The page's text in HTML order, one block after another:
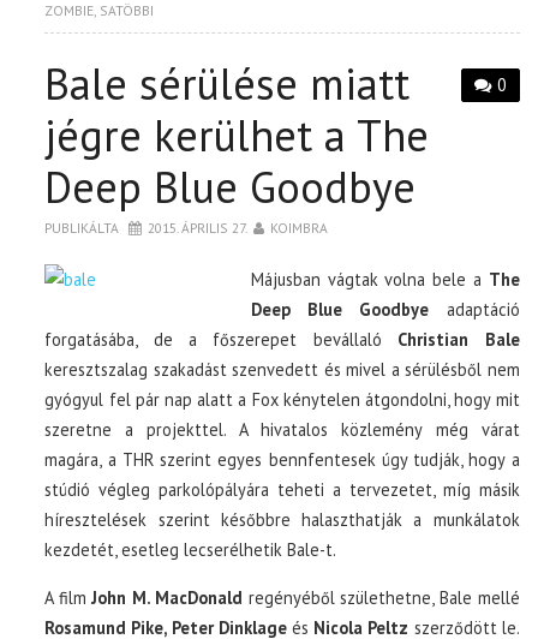
ZOMBIE, SATÖBBI
0
Bale sérülése miatt
jégre kerülhet a The
Deep Blue Goodbye
PUBLIKÁLTA 2015. ÁPRILIS 27. KOIMBRA
Májusban vágtak volna bele a The
Deep Blue Goodbye adaptáció
forgatásába, de a főszerepet bevállaló Christian Bale
keresztszalag szakadást szenvedett és mivel a sérülésből nem
gyógyul fel pár nap alatt a Fox kénytelen átgondolni, hogy mit
szeretne a projekttel. A hivatalos közlemény még várat
magára, a THR szerint egyes bennfentesek úgy tudják, hogy a
stúdió végleg parkolópályára teheti a tervezetet, míg másik
híresztelések szerint későbbre halaszthatják a munkálatok
kezdetét, esetleg lecserélhetik Bale-t.
A filmJohn M. MacDonald regényéből születhetne, Bale mellé
Rosamund Pike, Peter Dinklage és Nicola Peltz szerződött le.